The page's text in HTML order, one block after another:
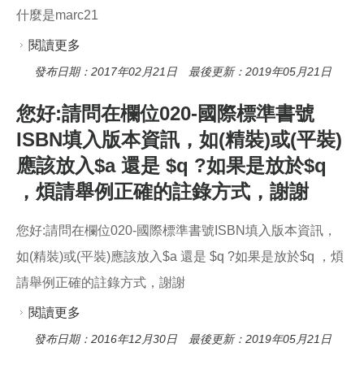
確的做法及原因?
什麼是marc21
閱讀更多
發布日期：2017年02月21日 最後更新：2019年05月21日
您好:請問在欄位020-國際標準書號
ISBN填入版本資訊，如(精裝)或(平裝)
應該放入$a 還是 $q ?如果是放於$q
，煩請舉例正確的註錄方式，謝謝
您好:請問在欄位020-國際標準書號ISBN填入版本資訊，
如(精裝)或(平裝)應該放入$a 還是 $q ?如果是放於$q ，煩
請舉例正確的註錄方式，謝謝
閱讀更多
版本資訊，如(精裝)或(平裝)應該放入$a 還是 $q ?
發布日期：2016年12月30日 最後更新：2019年05月21日